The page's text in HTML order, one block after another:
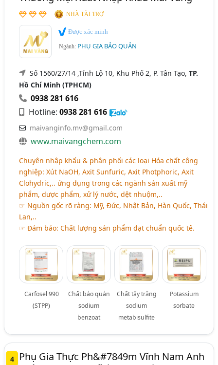
NHÀ TÀI TRỢ
Được xác minh
Ngành: PHỤ GIA BẢO QUẢN
Số 1560/27/14 ,Tỉnh Lộ 10, Khu Phố 2, P. Tân Tạo,TP.
Hồ Chí Minh (TPHCM)
0938 281 616
Hotline:0938 281 616
maivanginfo.mv@gmail.com
www.maivangchem.com
Chuyên nhập khẩu & phân phối các loại Hóa chất công
nghiệp: Xút NaOH, Axit Sunfuric, Axit Photphoric, Axit
Clohydric,.. ứng dụng trong các ngành sản xuất mỹ
phẩm, dược phẩm, xử lý nước, dệt nhuộm,..
☞ Nguồn gốc rõ ràng: Mỹ, Đức, Nhật Bản, Hàn Quốc, Thái
Lan,..
☞ Đảm bảo: Chất lượng sản phẩm đạt chuẩn quốc tế.
Carfosel 990
(STPP)
Chất bảo quản
sodium
benzoat
Chất tẩy trắng
sodium
metabisulfite
Potassium
sorbate
4
Phụ Gia Thực Ph&#7849m Vĩnh Nam Anh